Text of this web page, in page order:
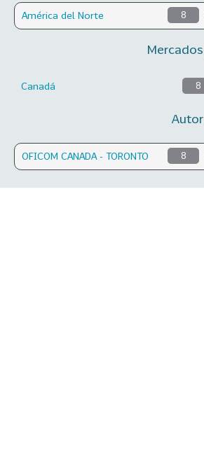
América del Norte 8
Mercados
Canadá 8
Autor
OFICOM CANADA - TORONTO 8